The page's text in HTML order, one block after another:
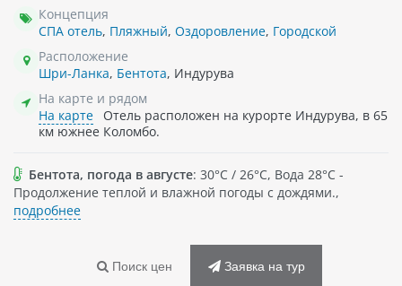
Концепция
СПА отель, Пляжный, Оздоровление, Городской
Расположение
Шри-Ланка, Бентота, Индурува
На карте и рядом
На карте
Отель расположен на курорте Индурува, в 65
км южнее Коломбо.
Бентота, погода в августе: 30°C / 26°C, Вода 28°C -
Продолжение теплой и влажной погоды с дождями.,
подробнее
Поиск цен Заявка на тур